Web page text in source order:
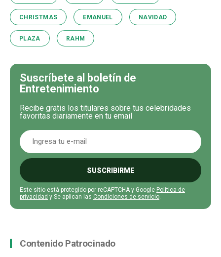
CHRISTMAS EMANUEL NAVIDAD
PLAZA RAHM
Suscríbete al boletín de
Entretenimiento
Recibe gratis los titulares sobre tus celebridades
favoritas diariamente en tu email
SUSCRIBIRME
Este sitio está protegido por reCAPTCHA y Google Política de
privacidad y Se aplican las Condiciones de servicio.
Contenido Patrocinado